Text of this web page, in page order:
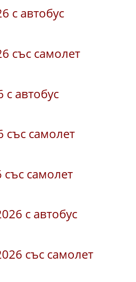
с автобус
със самолет
автобус
самолет
самолет
с автобус
със самолет